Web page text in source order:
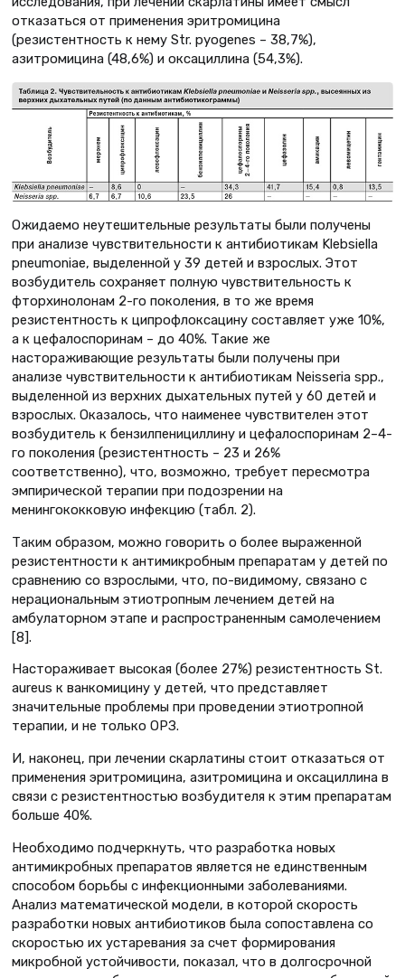
отказаться от применения эритромицина
(резистентность к нему Str. pyogenes – 38,7%),
азитромицина (48,6%) и оксациллина (54,3%).
Ожидаемо неутешительные результаты были получены
при анализе чувствительности к антибиотикам Klebsiella
pneumoniaе, выделенной у 39 детей и взрослых. Этот
возбудитель сохраняет полную чувствительность к
фторхинолонам 2-го поколения, в то же время
резистентность к ципрофлоксацину составляет уже 10%,
а к цефалоспоринам – до 40%. Такие же
настораживающие результаты были получены при
анализе чувствительности к антибиотикам Neisseria spp.,
выделенной из верхних дыхательных путей у 60 детей и
взрослых. Оказалось, что наименее чувствителен этот
возбудитель к бензилпенициллину и цефалоспоринам 2–4-
го поколения (резистентность – 23 и 26%
соответственно), что, возможно, требует пересмот­ра
эмпирической терапии при подозрении на
менингококковую инфекцию (табл. 2).
Таким образом, можно говорить о более выраженной
резистентности к антимикробным препаратам у детей по
сравнению со взрослыми, что, по-видимому, связано с
нерациональным этиотропным лечением детей на
амбулаторном этапе и распространенным самолечением
[8].
Настораживает высокая (более 27%) резистентность St.
aureus к ванкомицину у детей, что представляет
значительные проблемы при проведении этиотропной
терапии, и не только ОРЗ.
И, наконец, при лечении скарлатины стоит отказаться от
применения эритромицина, азитромицина и оксациллина в
связи с резистентностью возбудителя к этим препаратам
больше 40%.
Необходимо подчеркнуть, что разработка новых
антимикробных препаратов является не единственным
способом борьбы с инфекционными заболеваниями.
Анализ математической модели, в которой скорость
разработки новых антибиотиков была сопоставлена со
скоростью их устаревания за счет формирования
микробной устойчивости, показал, что в долгосрочной